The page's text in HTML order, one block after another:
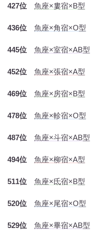
427位 魚座×婁宿×B型
436位 魚座×角宿×O型
445位 魚座×室宿×AB型
452位 魚座×張宿×A型
469位 魚座×房宿×B型
478位 魚座×軫宿×O型
487位 魚座×斗宿×AB型
494位 魚座×柳宿×A型
511位 魚座×氐宿×B型
520位 魚座×尾宿×O型
529位 魚座×畢宿×AB型